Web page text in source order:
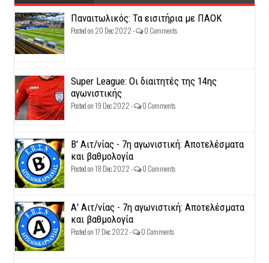
Παναιτωλικός: Τα εισιτήρια με ΠΑΟΚ
Posted on 20 Dec 2022 - 0 Comments
Super League: Οι διαιτητές της 14ης
αγωνιστικής
Posted on 19 Dec 2022 - 0 Comments
Β' Αιτ/νίας - 7η αγωνιστική: Αποτελέσματα
και βαθμολογία
Posted on 18 Dec 2022 - 0 Comments
Α' Αιτ/νίας - 7η αγωνιστική: Αποτελέσματα
και βαθμολογία
Posted on 17 Dec 2022 - 0 Comments